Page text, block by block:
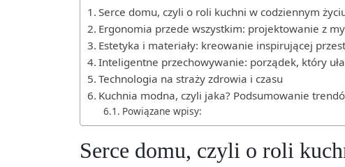
Serce domu, czyli o roli kuchni w codziennym
Ergonomia przede wszystkim: projektowanie z
Estetyka i materiały: kreowanie inspirującej
Inteligentne przechowywanie: porządek, który
Technologia na straży zdrowia i czasu
Kuchnia modna, czyli jaka? Podsumowanie
Powiązane wpisy:
Serce domu, czyli o roli